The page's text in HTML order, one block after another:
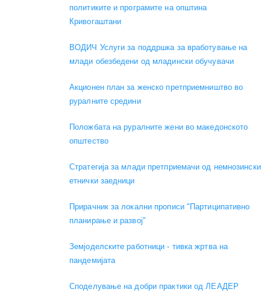
политиките и програмите на општина
Кривогаштани
ВОДИЧ Услуги за поддршка за вработување на
млади обезбедени од младински обучувачи
Акционен план за женско претприемништво во
руралните средини
Положбата на руралните жени во македонското
општество
Стратегија за млади претприемачи од немнозински
етнички заедници
Прирачник за локални прописи "Партиципативно
планирање и развој"
Земјоделските работници - тивка жртва на
пандемијата
Споделување на добри практики од ЛЕАДЕР